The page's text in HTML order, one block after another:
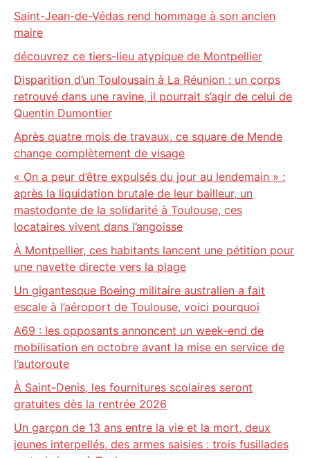
Saint-Jean-de-Védas rend hommage à son ancien
maire
découvrez ce tiers-lieu atypique de Montpellier
Disparition d’un Toulousain à La Réunion : un corps
retrouvé dans une ravine, il pourrait s’agir de celui de
Quentin Dumontier
Après quatre mois de travaux, ce square de Mende
change complètement de visage
« On a peur d’être expulsés du jour au lendemain » :
après la liquidation brutale de leur bailleur, un
mastodonte de la solidarité à Toulouse, ces
locataires vivent dans l’angoisse
À Montpellier, ces habitants lancent une pétition pour
une navette directe vers la plage
Un gigantesque Boeing militaire australien a fait
escale à l’aéroport de Toulouse, voici pourquoi
A69 : les opposants annoncent un week-end de
mobilisation en octobre avant la mise en service de
l’autoroute
À Saint-Denis, les fournitures scolaires seront
gratuites dès la rentrée 2026
Un garçon de 13 ans entre la vie et la mort, deux
jeunes interpellés, des armes saisies : trois fusillades